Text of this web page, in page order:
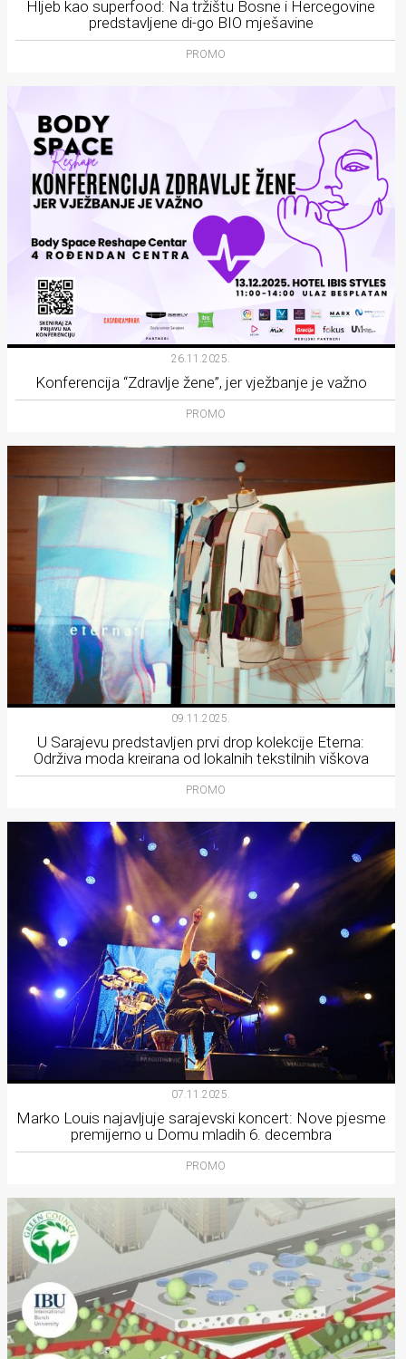
Hljeb kao superfood: Na tržištu Bosne i Hercegovine
predstavljene di-go BIO mješavine
PROMO
26.11.2025.
Konferencija “Zdravlje žene”, jer vježbanje je važno
PROMO
09.11.2025.
U Sarajevu predstavljen prvi drop kolekcije Eterna:
Održiva moda kreirana od lokalnih tekstilnih viškova
PROMO
07.11.2025.
Marko Louis najavljuje sarajevski koncert: Nove pjesme
premijerno u Domu mladih 6. decembra
PROMO